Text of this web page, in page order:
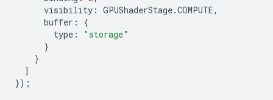
visibility : GPUShaderStage.COMPUTE,
buffer :
{
type :
"storage"
}
}
]
});